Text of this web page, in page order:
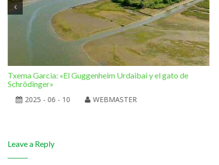
Txema Garcia: «El Guggenheim Urdaibai y el gato de
Schrödinger»
2025 - 06 - 10
WEBMASTER
Leave a Reply